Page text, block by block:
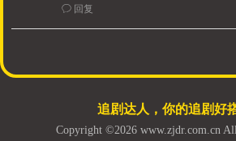
ꂖ 回复
追剧达人，你的追剧好
Copyright ©2026 www.zjdr.com.cn